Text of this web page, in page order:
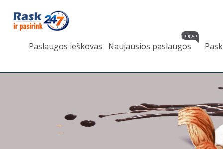
Paslaugos ieškovas Naujausios paslaugos
daugiau